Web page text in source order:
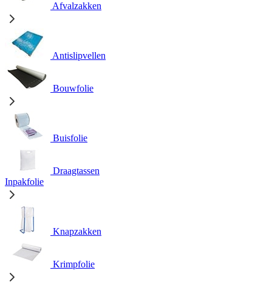
Afvalzakken
Antislipvellen
Bouwfolie
Buisfolie
Draagtassen
Inpakfolie
Knapzakken
Krimpfolie